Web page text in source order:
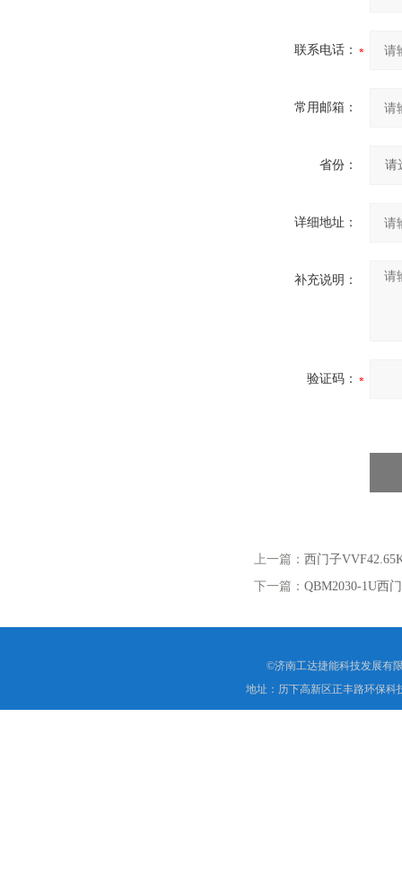
联系电话：
常用邮箱：
省份：
详细地址：
补充说明：
验证码：
上一篇： 西门子
下一篇： QBM2030-1U西
©济南工达捷能科技发展有
地址：历下高新区正丰路环保科